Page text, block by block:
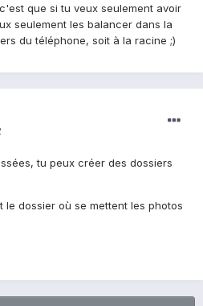
que si tu veux seulement avoir
seulement les balancer dans la
du téléphone, soit à la racine ;)
tu peux créer des dossiers
dossier où se mettent les photos